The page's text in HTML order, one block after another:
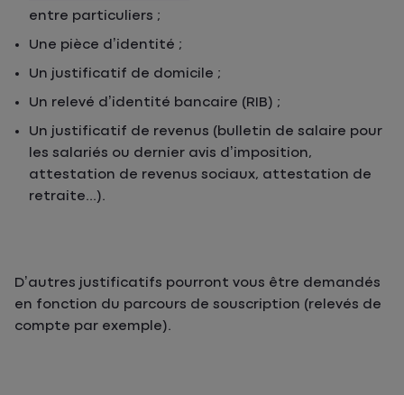
entre particuliers ;
Une pièce d’identité ;
Un justificatif de domicile ;
Un relevé d’identité bancaire (RIB) ;
Un justificatif de revenus (bulletin de salaire pour
les salariés ou dernier avis d’imposition,
attestation de revenus sociaux, attestation de
retraite...).
D’autres justificatifs pourront vous être demandés
en fonction du parcours de souscription (relevés de
compte par exemple).